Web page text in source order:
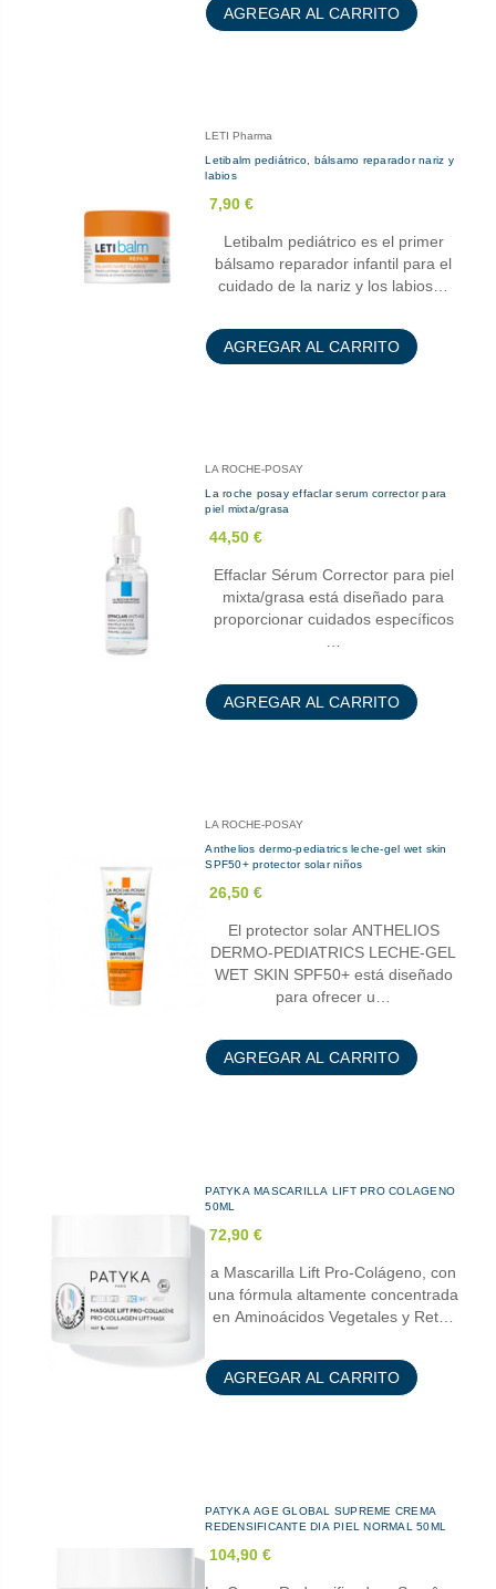
AGREGAR AL CARRITO
LETI Pharma
Letibalm pediátrico, bálsamo reparador nariz y
labios
7,90 €
Letibalm pediátrico es el primer
bálsamo reparador infantil para el
cuidado de la nariz y los labios…
AGREGAR AL CARRITO
LA ROCHE-POSAY
La roche posay effaclar serum corrector para
piel mixta/grasa
44,50 €
Effaclar Sérum Corrector para piel
mixta/grasa está diseñado para
proporcionar cuidados específicos
AGREGAR AL CARRITO
LA ROCHE-POSAY
Anthelios dermo-pediatrics leche-gel wet skin
SPF50+ protector solar niños
26,50 €
El protector solar ANTHELIOS
DERMO-PEDIATRICS LECHE-GEL
WET SKIN SPF50+ está diseñado
para ofrecer u…
AGREGAR AL CARRITO
PATYKA MASCARILLA LIFT PRO COLAGENO
50ML
72,90 €
a Mascarilla Lift Pro-Colágeno, con
una fórmula altamente concentrada
en Aminoácidos Vegetales y Ret…
AGREGAR AL CARRITO
PATYKA AGE GLOBAL SUPREME CREMA
REDENSIFICANTE DIA PIEL NORMAL 50ML
104,90 €